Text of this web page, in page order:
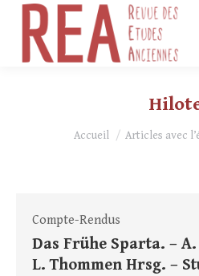
Vous êtes ici :
Accueil Articles avec
Compte-Rendus
Das Frühe Sparta. –
L. Thommen Hrsg. –